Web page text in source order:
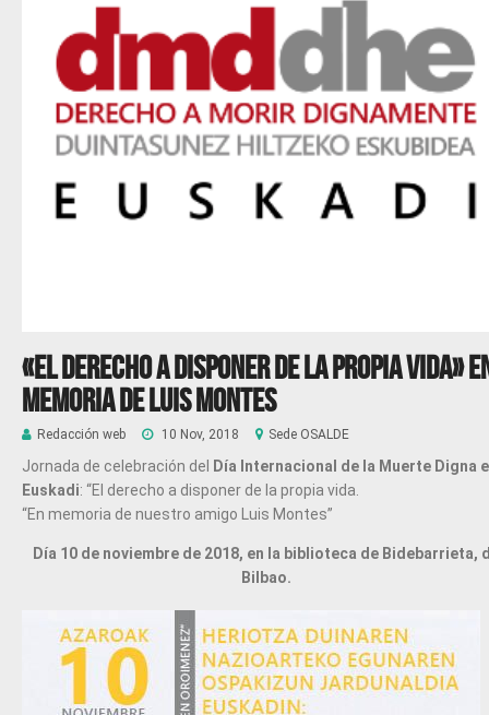
«El derecho a disponer de la propia vida»
memoria de Luis Montes
Redacción web 10 Nov, 2018 Sede OSALDE
Jornada de celebración del
Día Internacional de la Muerte Digna
Euskadi: “El derecho a disponer de la propia vida.
“En memoria de nuestro amigo Luis Montes”
Día 10 de noviembre de 2018, en la biblioteca de Bidebarrieta,
Bilbao.